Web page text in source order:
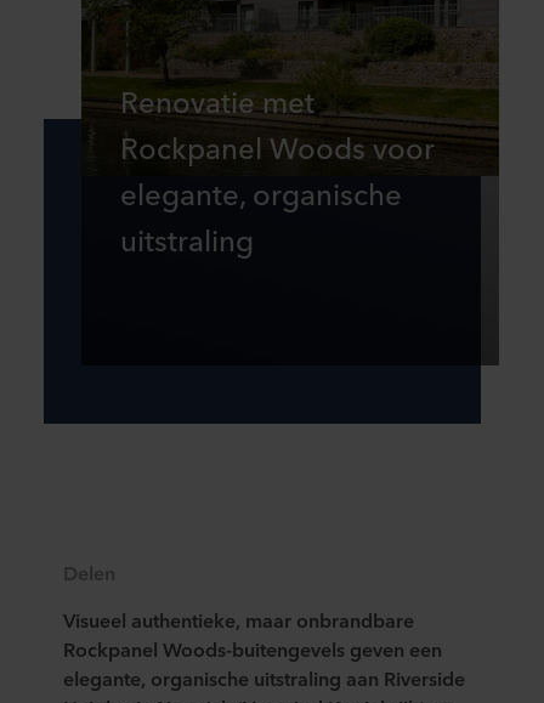
Renovatie met
Rockpanel Woods voor
elegante, organische
uitstraling
Delen
Visueel authentieke, maar onbrandbare
Rockpanel Woods-buitengevels geven een
elegante, organische uitstraling aan Riverside